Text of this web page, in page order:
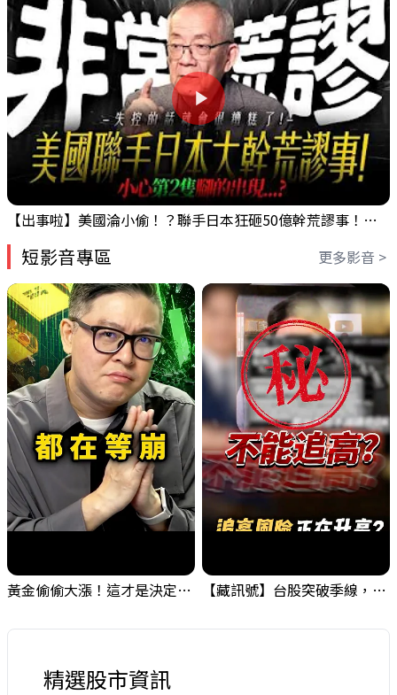
【出事啦】美國淪小偷！？聯手日本狂砸50億幹荒謬事！美元急殺黃金噴發，外資準備血洗台股！？｜ Mr.永年 李｜ 盤後講股 Mr.永年 李 2026 / 08 / 06
短影音專區 更多影音 >
黃金偷偷大漲！這才是決定台股生死的「真風向球」！｜Mr.Jimmy高志銘 #黃金 #美元指數 #聯準會 【藏訊號】台股突破季線，週一我提醒了這個關鍵訊號
精選股市資訊